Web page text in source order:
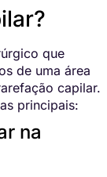
que
de uma área
capilar.
principais:
na